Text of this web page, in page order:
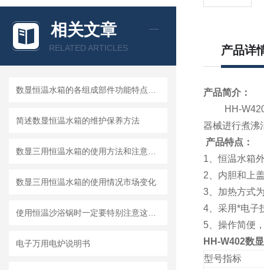
相关文章
RELATED ARTICLES
简述数显恒温水箱的维护保养方法
数显三用恒温水箱的使用情况市场变化
电子万用电炉说明书
产品详
产品简介：
HH-
器械进行煮沸
产品特点：
1、恒温水箱
2、内胆和上
3、加热方式
4、采用*电子
5、操作简便
HH-W402数
型号指标